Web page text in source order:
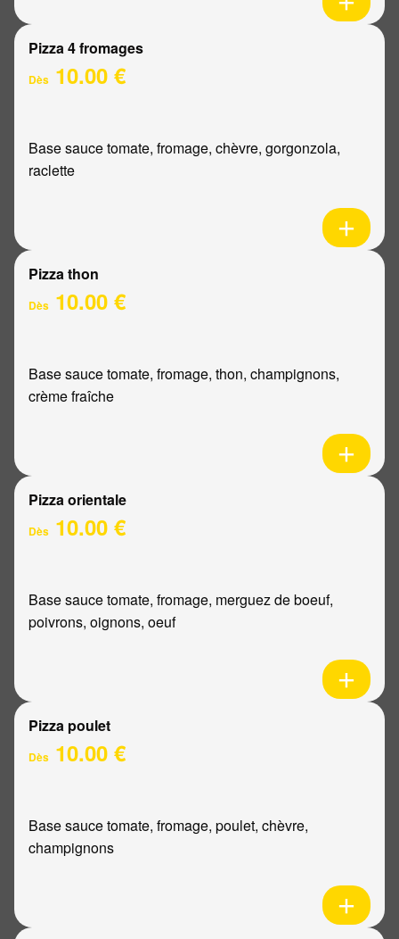
Pizza 4 fromages
Dès 10.00 €
Base sauce tomate, fromage, chèvre, gorgonzola,
raclette
Pizza thon
Dès 10.00 €
Base sauce tomate, fromage, thon, champignons,
crème fraîche
Pizza orientale
Dès 10.00 €
Base sauce tomate, fromage, merguez de boeuf,
poivrons, oignons, oeuf
Pizza poulet
Dès 10.00 €
Base sauce tomate, fromage, poulet, chèvre,
champignons